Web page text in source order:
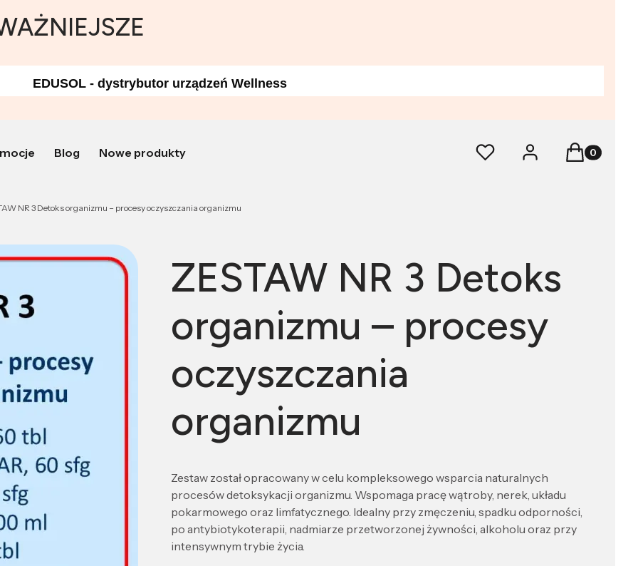
EDUSOL - dystrybutor urządzeń Wellness
Blog Nowe produkty Ulubione Zaloguj sięProdukty w
Koszyk
NR 3 Detoks organizmu – procesy oczyszczania organizmu
ZESTAW NR 3 Detoks
organizmu – procesy
oczyszczania
organizmu
Zestaw został opracowany w celu kompleksowego wsparcia naturalnych
procesów detoksykacji organizmu. Wspomaga pracę wątroby, nerek, układu
pokarmowego oraz limfatycznego. Idealny przy zmęczeniu, spadku odporności,
po antybiotykoterapii, nadmiarze przetworzonej żywności, alkoholu oraz przy
intensywnym trybie życia.